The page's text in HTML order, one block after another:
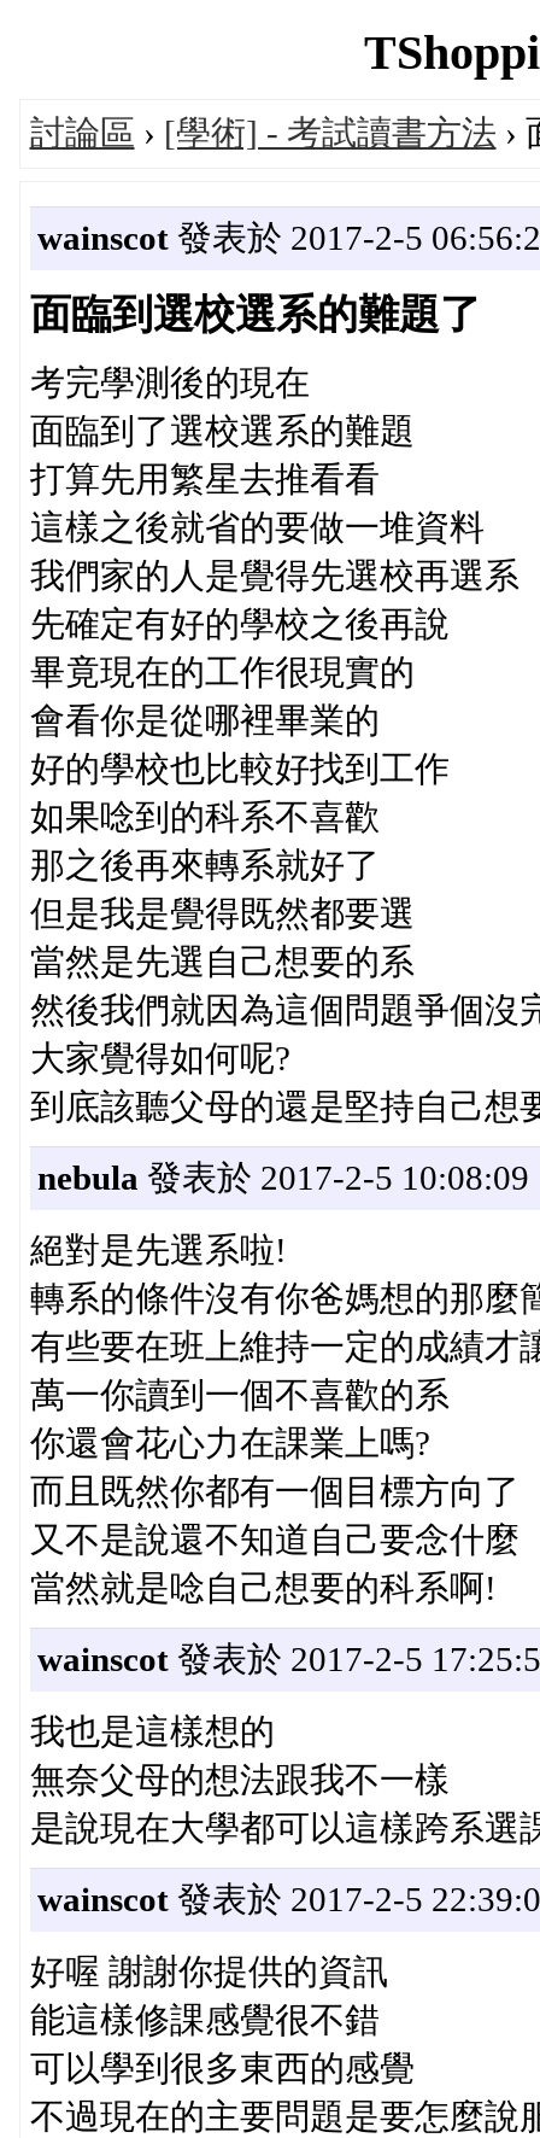
討論區 › [學術] - 考試讀書方法 ›
wainscot發表於 2017-2-5
面臨到選校選系的難題了
考完學測後的現在
面臨到了選校選系的難題
打算先用繁星去推看看
這樣之後就省的要做一堆資料
我們家的人是覺得先選校再選系
先確定有好的學校之後再說
畢竟現在的工作很現實的
會看你是從哪裡畢業的
好的學校也比較好找到工作
如果唸到的科系不喜歡
那之後再來轉系就好了
但是我是覺得既然都要選
當然是先選自己想要的系
然後我們就因為這個問題爭個沒
大家覺得如何呢?
到底該聽父母的還是堅持自己想
nebula 發表於 2017-2-5 10:08:09
絕對是先選系啦!
轉系的條件沒有你爸媽想的那麼
有些要在班上維持一定的成績才
萬一你讀到一個不喜歡的系
你還會花心力在課業上嗎?
而且既然你都有一個目標方向了
又不是說還不知道自己要念什麼
當然就是唸自己想要的科系啊!
wainscot發表於 2017-2-5
我也是這樣想的
無奈父母的想法跟我不一樣
是說現在大學都可以這樣跨系選
wainscot發表於 2017-2-5
好喔 謝謝你提供的資訊
能這樣修課感覺很不錯
可以學到很多東西的感覺
不過現在的主要問題是要怎麼說